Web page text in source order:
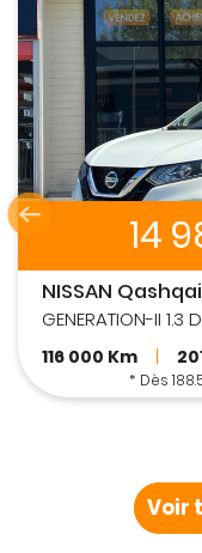
14
NISSAN Qashqai
116 000 Km | 2019
* Dès
Voir